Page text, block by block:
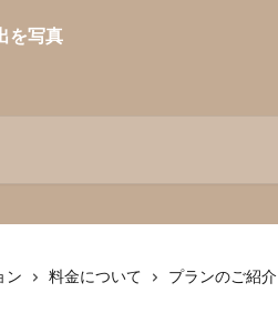
ン 料金について プランのご紹介